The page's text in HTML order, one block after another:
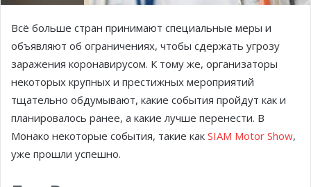
Всё больше стран принимают специальные меры и
объявляют об ограничениях, чтобы сдержать угрозу
заражения коронавирусом. К тому же, организаторы
некоторых крупных и престижных мероприятий
тщательно обдумывают, какие события пройдут как и
планировалось ранее, а какие лучше перенести. В
Монако некоторые события, такие как SIAM Motor Show,
уже прошли успешно.